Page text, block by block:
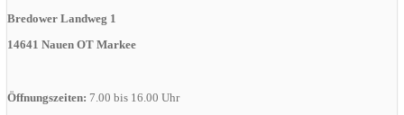
Bredower Landweg 1
14641 Nauen OT Markee
Öffnungszeiten: 7.00 bis 16.00 Uhr